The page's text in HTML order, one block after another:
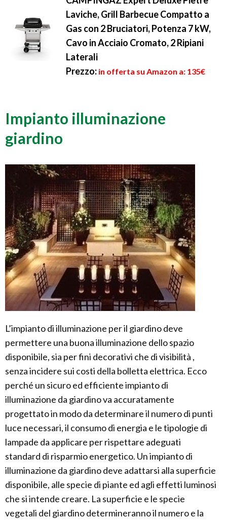
Laviche, Grill Barbecue Compatto a
Gas con 2 Bruciatori, Potenza 7 kW,
Cavo in Acciaio Cromato, 2 Ripiani
Laterali
Prezzo: in offerta su Amazon a: 135€
Impianto illuminazione
giardino
L’impianto di illuminazione per il giardino deve
permettere una buona illuminazione dello spazio
disponibile, sia per fini decorativi che di visibilità ,
senza incidere sui costi della bolletta elettrica. Ecco
perché un sicuro ed efficiente impianto di
illuminazione da giardino va accuratamente
progettato in modo da determinare il numero di punti
luce necessari, il consumo di energia e le tipologie di
lampade da applicare per rispettare adeguati
standard di risparmio energetico. Un impianto di
illuminazione da giardino deve adattarsi alla superficie
disponibile, alle specie di piante ed agli effetti luminosi
che si intende creare. La superficie e le specie
vegetali del giardino determineranno il numero e la